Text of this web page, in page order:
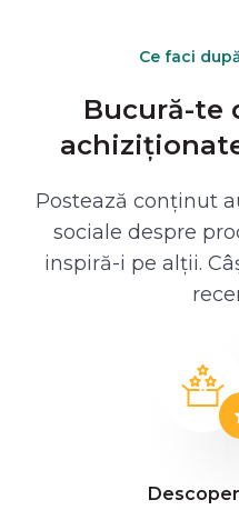
Ce faci
Bucură-te
Postează conținut
sociale despre
inspiră-i pe alții.